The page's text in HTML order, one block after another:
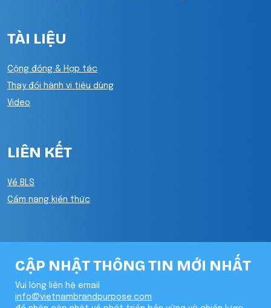
TÀI LIỆU
Cộng đồng & Hợp tác
Thay đổi hành vi tiêu dùng
Video
LIÊN KẾT
Về BLS
Cẩm nang kiến thức
CẬP NHẬT THÔNG TIN MỚI NHẤT
Vui lòng liên hệ email
info@vietnambrandpurpose.com